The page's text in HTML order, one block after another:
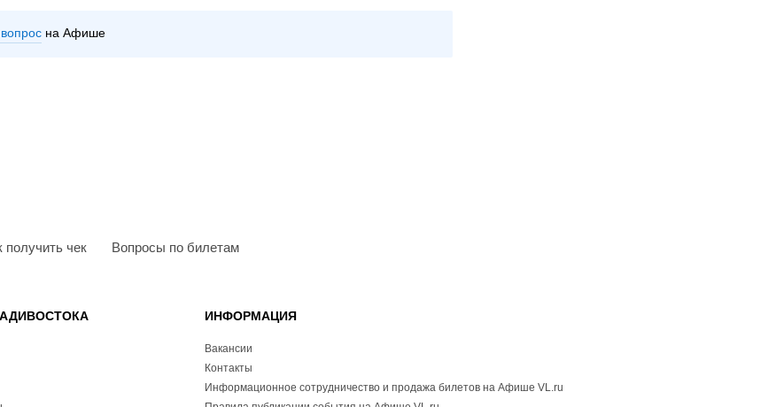
на Афише
получить чек Вопросы по билетам
ИНФОРМАЦИЯ
Вакансии
Контакты
Информационное сотрудничество и продажа билетов на Афише VL.ru